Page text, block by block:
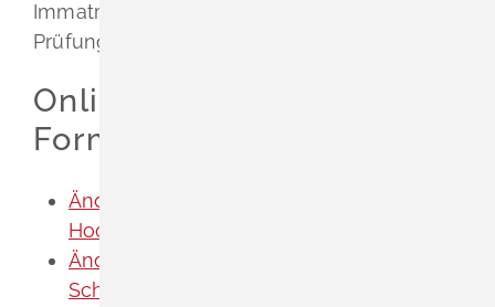
Immatrikulationsbogen,
Prüfungsmitteilungen.
Onlineantrag und
Formulare
Änderung persönlicher Daten der
Hochschule Kehl mitteilen
Änderung persönlicher Daten der PH
Schwäbisch Gmünd mitteilen